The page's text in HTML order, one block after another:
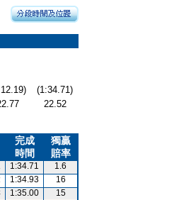
(1:34.71)
22.52
完成
時間
獨贏
賠率
1:34.71
1.6
1:34.93
16
1:35.00
15